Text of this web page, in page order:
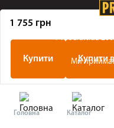
1 755 грн
Купити Купити
©Procraft.ua
Ми
Головна Каталог